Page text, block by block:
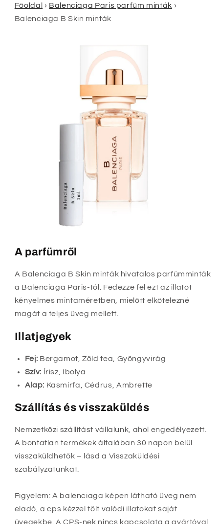
Főoldal › Balenciaga Paris parfüm minták ›
Balenciaga B Skin minták
A parfümről
A Balenciaga B Skin minták hivatalos parfümminták
a Balenciaga Paris-tól. Fedezze fel ezt az illatot
kényelmes mintaméretben, mielőtt elkötelezné
magát a teljes üveg mellett.
Illatjegyek
Fej: Bergamot, Zöld tea, Gyöngyvirág
Szív: Írisz, Ibolya
Alap: Kasmírfa, Cédrus, Ambrette
Szállítás és visszaküldés
Nemzetközi szállítást vállalunk, ahol engedélyezett.
A bontatlan termékek általában 30 napon belül
visszaküldhetők – lásd a Visszaküldési
szabályzatunkat.
Figyelem: A balenciaga képen látható üveg nem
eladó, a cps kézzel tölt valódi illatokat saját
üvegekbe. A CPS-nek nincs kapcsolata a gyártóval